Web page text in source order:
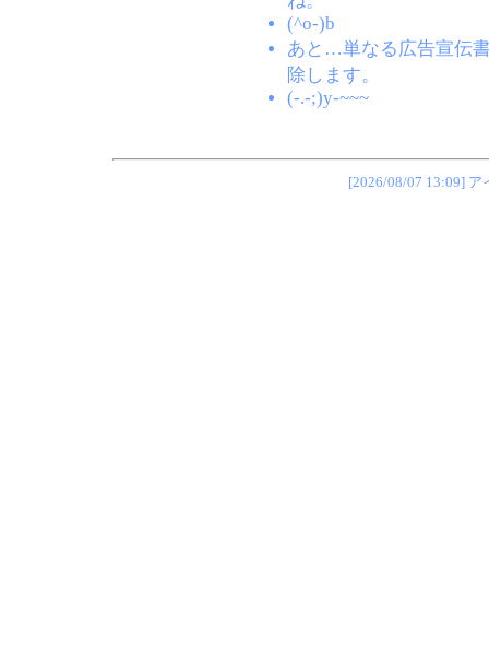
(^o-)b
あと…単なる広告宣伝
除します。
(-.-;)y-~~~
[2026/08/07 13:09]